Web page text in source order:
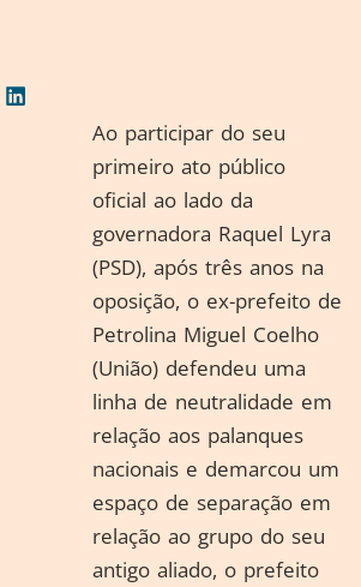
Ao participar do seu
primeiro ato público
oficial ao lado da
governadora Raquel Lyra
(PSD), após três anos na
oposição, o ex-prefeito de
Petrolina Miguel Coelho
(União) defendeu uma
linha de neutralidade em
relação aos palanques
nacionais e demarcou um
espaço de separação em
relação ao grupo do seu
antigo aliado, o prefeito